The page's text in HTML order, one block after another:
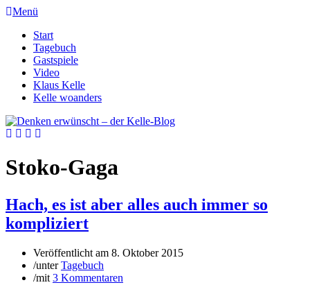
Menü
Start
Tagebuch
Gastspiele
Video
Klaus Kelle
Kelle woanders
Stoko-Gaga
Hach, es ist aber alles auch immer so
kompliziert
Veröffentlicht am 8. Oktober 2015
/unterTagebuch
/mit 3 Kommentaren